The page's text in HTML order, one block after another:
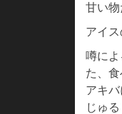
甘い
アイ
噂に
た、
アキ
じゅる